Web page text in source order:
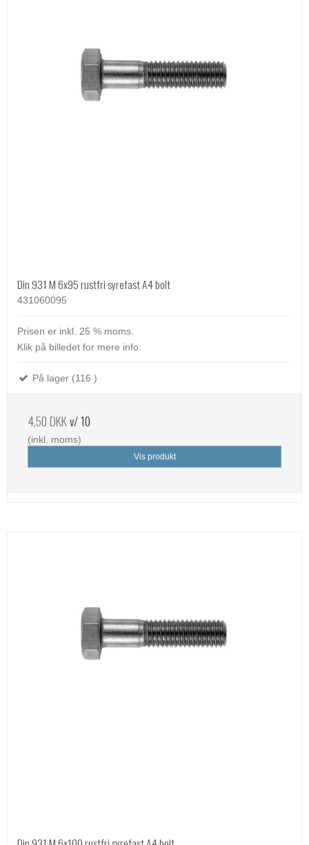
Din 931 M 6x95 rustfri syrefast A4 bolt
431060095
Prisen er inkl. 25 % moms.
Klik på billedet for mere info.
På lager (116 )
4,50 DKKv/ 10
(inkl. moms)
Vis produkt